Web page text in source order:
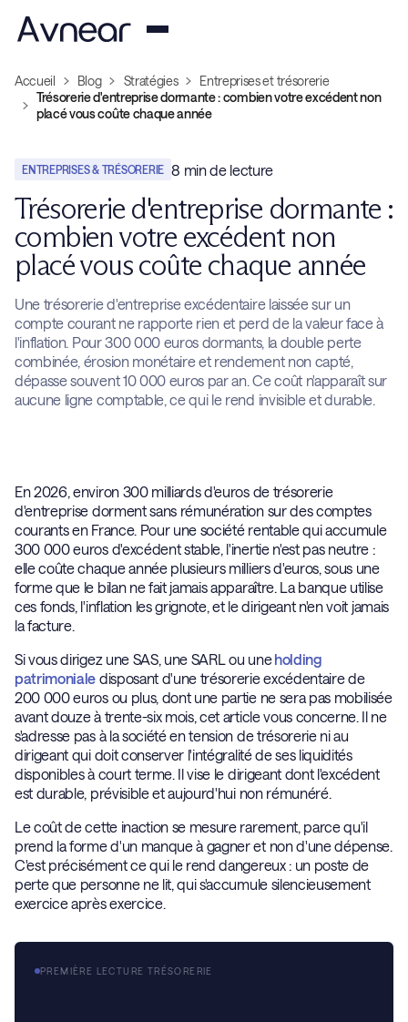
Accueil Blog Stratégies
Entreprises et trésorerie
Trésorerie d'entreprise dormante : combien votre excédent non
placé vous coûte chaque année
ENTREPRISES & TRÉSORERIE 8 min de lecture
Trésorerie d'entreprise dormante :
combien votre excédent non
placé vous coûte chaque année
Une trésorerie d'entreprise excédentaire laissée sur un
compte courant ne rapporte rien et perd de la valeur face à
l'inflation. Pour 300 000 euros dormants, la double perte
combinée, érosion monétaire et rendement non capté,
dépasse souvent 10 000 euros par an. Ce coût n'apparaît sur
aucune ligne comptable, ce qui le rend invisible et durable.
En 2026, environ 300 milliards d'euros de trésorerie
d'entreprise dorment sans rémunération sur des comptes
courants en France. Pour une société rentable qui accumule
300 000 euros d'excédent stable, l'inertie n'est pas neutre :
elle coûte chaque année plusieurs milliers d'euros, sous une
forme que le bilan ne fait jamais apparaître. La banque utilise
ces fonds, l'inflation les grignote, et le dirigeant n'en voit jamais
la facture.
Si vous dirigez une SAS, une SARL ou uneholding
patrimoniale disposant d'une trésorerie excédentaire de
200 000 euros ou plus, dont une partie ne sera pas mobilisée
avant douze à trente-six mois, cet article vous concerne. Il ne
s'adresse pas à la société en tension de trésorerie ni au
dirigeant qui doit conserver l'intégralité de ses liquidités
disponibles à court terme. Il vise le dirigeant dont l'excédent
est durable, prévisible et aujourd'hui non rémunéré.
Le coût de cette inaction se mesure rarement, parce qu'il
prend la forme d'un manque à gagner et non d'une dépense.
C'est précisément ce qui le rend dangereux : un poste de
perte que personne ne lit, qui s'accumule silencieusement
exercice après exercice.
PREMIÈRE LECTURE TRÉSORERIE